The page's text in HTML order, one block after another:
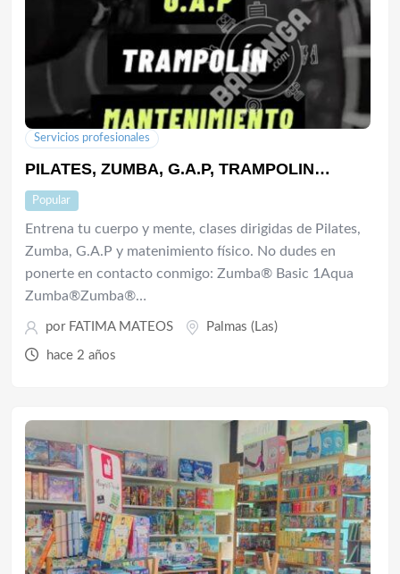
Servicios profesionales
PILATES, ZUMBA, G.A.P, TRAMPOLIN…
Popular
Entrena tu cuerpo y mente, clases dirigidas de Pilates,
Zumba, G.A.P y matenimiento físico. No dudes en
ponerte en contacto conmigo: Zumba® Basic 1Aqua
Zumba®Zumba®…
por FATIMA MATEOS Palmas (Las)
hace 2 años